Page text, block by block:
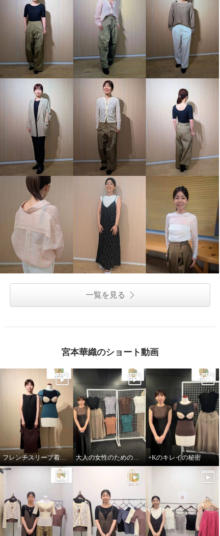
一覧を見る
宮本華織のショート動画
フレンチスリーブ着用方法 大人の女性のためのハイブリッドファッションインナー+K +Kのキレイの秘密